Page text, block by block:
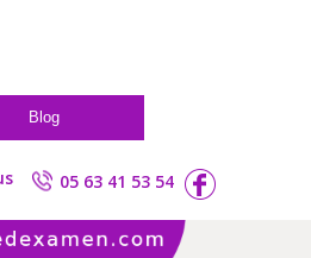
Blog
05 63 41 53 54